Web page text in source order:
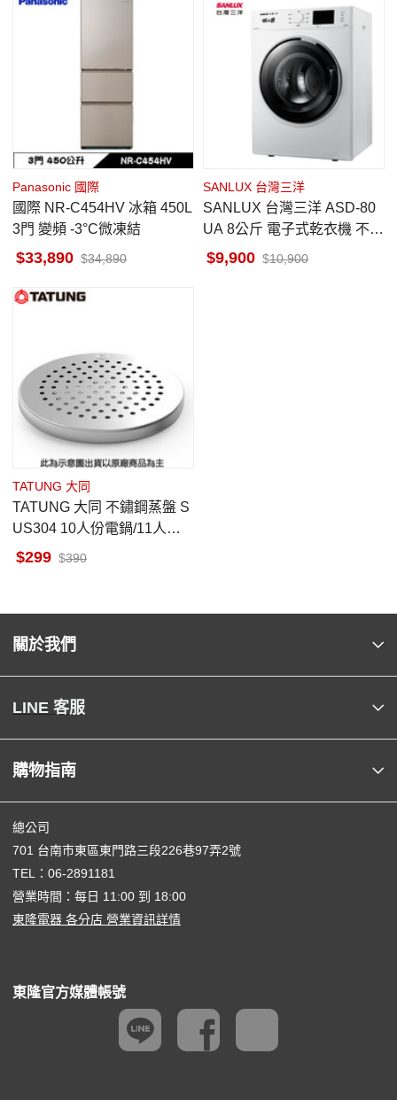
Panasonic 國際
國際 NR-C454HV 冰箱 450L
3門 變頻 -3°C微凍結
33,890 34,890
SANLUX 台灣三洋
SANLUX 台灣三洋 ASD-80
UA 8公斤 電子式乾衣機 不鏽
鋼轉筒
9,900 10,900
TATUNG 大同
TATUNG 大同 不鏽鋼蒸盤 S
US304 10人份電鍋/11人份
電鍋適用 原廠配件 非電鍋
299 390
關於我們
LINE 客服
購物指南
總公司
701 台南市東區東門路三段226巷97弄2號
TEL： 06-2891181
營業時間：每日 11:00 到 18:00
東隆電器 各分店 營業資訊詳情
東隆官方媒體帳號